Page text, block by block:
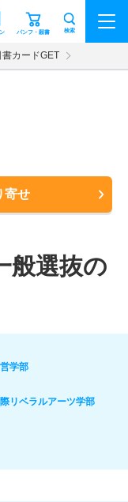
パンフ・願書 検索
カードGET
寄せ
般選抜の
学部
リベラルアーツ学部